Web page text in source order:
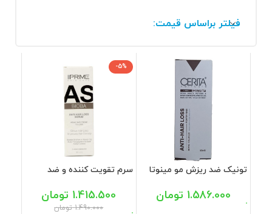
فیلتر براساس قیمت:
تونیک ضد ریزش مو مینوتا
1.586.000 تومان
-5%
سرم تقویت کننده و ضد
1.490.000 تومان
1.415.500 تومان